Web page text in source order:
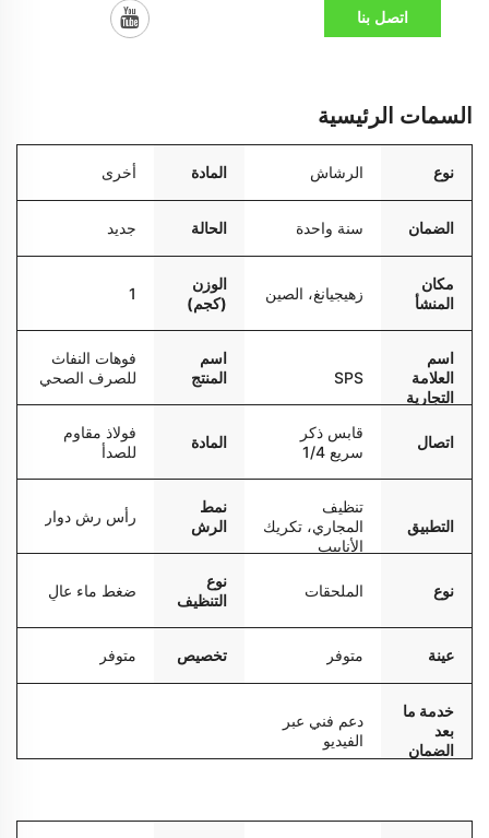
اتصل بنا
السمات الرئيسية
نوع الرشاش المادة أخرى
الضمان سنة واحدة الحالة جديد
مكان
المنشأ
زهيجيانغ، الصين
الوزن
(كجم)
1
اسم
العلامة
التجارية
SPS
اسم
المنتج
فوهات النفاث
للصرف الصحي
اتصال
قابس ذكر
سريع 1/4
المادة
فولاذ مقاوم
للصدأ
التطبيق
تنظيف
المجاري، تكريك
الأنابيب
نمط
الرش
رأس رش دوار
نوع الملحقات
نوع
التنظيف
ضغط ماء عالٍ
عينة متوفر تخصيص متوفر
خدمة ما
بعد
الضمان
دعم فني عبر
الفيديو